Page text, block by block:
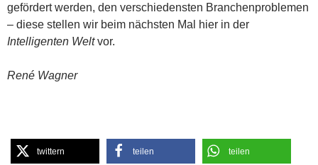
gefördert werden, den verschiedensten Branchenproblemen
– diese stellen wir beim nächsten Mal hier in der
Intelligenten Weltvor.
René Wagner
twittern teilen teilen